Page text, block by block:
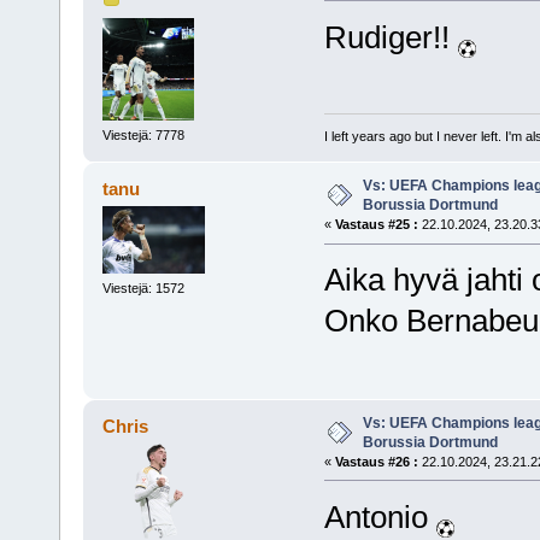
Viestejä: 7778
Rudiger!!
I left years ago but I never left. I'm
tanu
Viestejä: 1572
Vs: UEFA Champions
Borussia Dortmund
« Vastaus #25 : 22.10.2024,
Aika hyvä jahti
Onko
Chris
Vs: UEFA Champions
Borussia Dortmund
« Vastaus #26 : 22.10.2024,
Antonio